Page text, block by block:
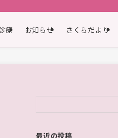
療 お知らせ さくらだより
最近の投稿